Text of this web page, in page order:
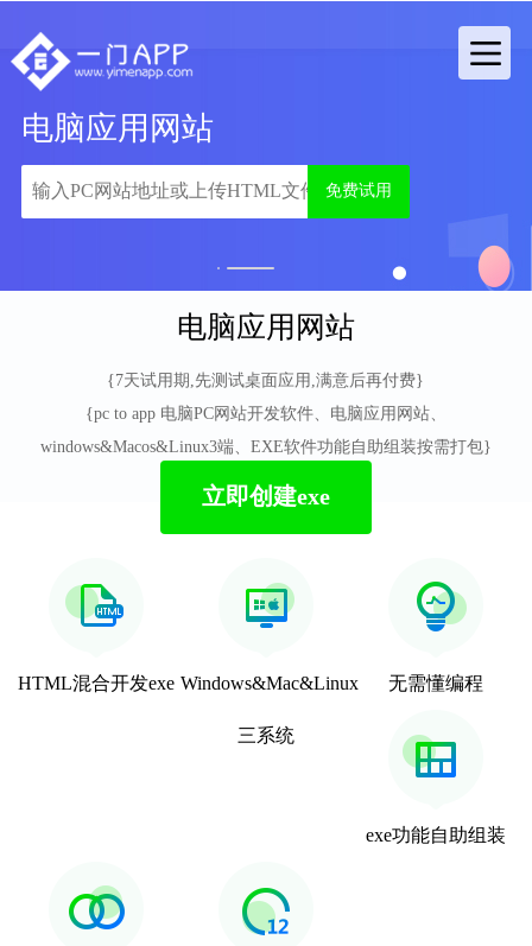
电脑应用网站
免费试用
电脑应用网站
{7天试用期,先测试桌面应用,满意后再付费}
{pc to app 电脑PC网站开发软件、电脑应用网站、
windows&Macos&Linux3端、EXE软件功能自助组装按需打包}
立即创建exe
HTML混合开发exe Windows&Mac&Linux
三系统
无需懂编程
exe功能自助组装